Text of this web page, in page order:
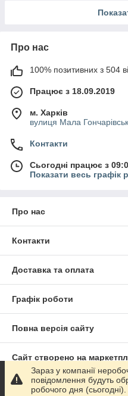
Про нас
100% позитивних з 504
Працює з 18.09.2019
м. Харків
вулиця Мала
Контакти
Сьогодні працює з
Показати весь графік
Про нас
Контакти
Доставка та оплата
Графік роботи
Повна версія сайту
Сайт створено на
Політика конфіденційності
Зараз у компанії
повідомлення будуть
робочого дня (сьогодні).